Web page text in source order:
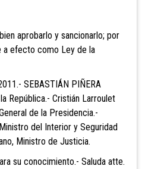
aprobarlo y sancionarlo; por
a efecto como Ley de la
SEBASTIÁN PIÑERA
República.- Cristián Larroulet
de la Presidencia.-
del Interior y Seguridad
Ministro de Justicia.
su conocimiento.- Saluda atte.